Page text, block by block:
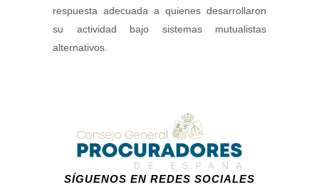
respuesta adecuada a quienes desarrollaron
su actividad bajo sistemas mutualistas
alternativos.
SÍGUENOS EN REDES SOCIALES